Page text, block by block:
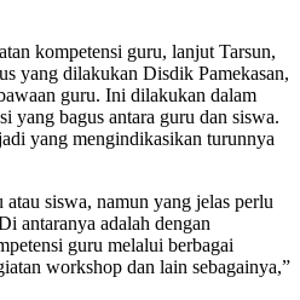
kompetensi guru, lanjut Tarsun,
yang dilakukan Disdik Pamekasan,
guru. Ini dilakukan dalam
yang bagus antara guru dan siswa.
yang mengindikasikan turunnya
siswa, namun yang jelas perlu
antaranya adalah dengan
guru melalui berbagai
workshop dan lain sebagainya,”